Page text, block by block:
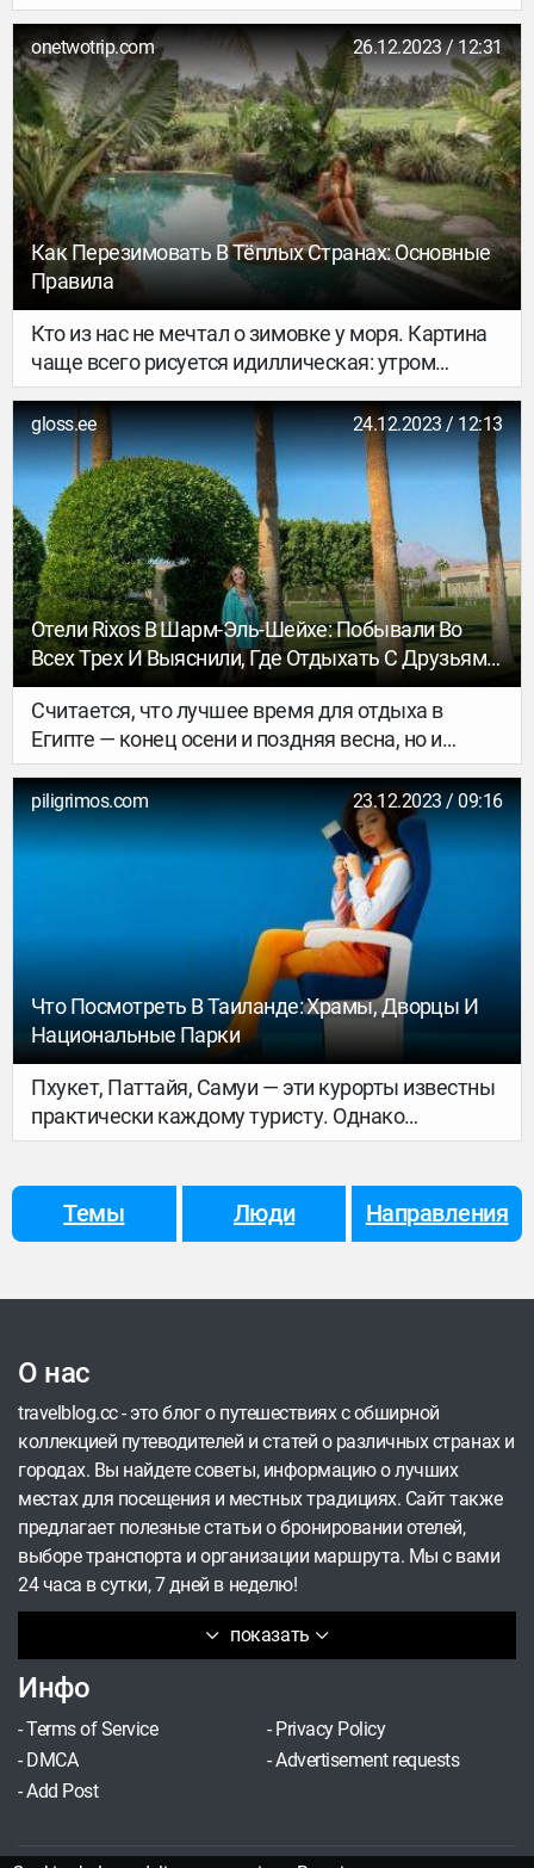
Таиланде и Шри-Ланке слышал каждый
отечественный путешественник, то вот
китайский остров Хайнань стал абсолютно
новым туристическим маршрутом для тех, кто
не может представить себе никакой другой
отдых, кроме пляжного.
onetwotrip.com 26.12.2023 / 12:31
Как Перезимовать В Тёплых Странах: Основные
Правила
Кто из нас не мечтал о зимовке у моря. Картина
чаще всего рисуется идиллическая: утром
искупаться, потом позавтракать в кафе, днём
немного поработать за ноутбуком, удобно
устроившись на лежаке под шум волн… Правда,
описанное — скорее двухнедельные каникулы. К
жизни в другой стране в течение нескольких
месяцев нужно готовиться гораздо тщательнее.
Эксперты сервиса для планирования
путешествий OneTwoTrip составили подробный
гайд, который поможет всё учесть и ничего не
забыть.
gloss.ee 24.12.2023 / 12:13
Отели Rixos В Шарм-Эль-Шейхе: Побывали Во
Всех Трех И Выяснили, Где Отдыхать С Друзьями,
Где — С Семьей, А Где — Без Детей
Считается, что лучшее время для отдыха в
Египте — конец осени и поздняя весна, но и
зимой это направление весьма популярно среди
эстонских туристов. В конце концов, что для
египтянина зима, то для нас — лето.
piligrimos.com 23.12.2023 / 09:16
Что Посмотреть В Таиланде: Храмы, Дворцы И
Национальные Парки
Пхукет, Паттайя, Самуи — эти курорты известны
практически каждому туристу. Однако
интересные места в Таиланде не
живописная природа и уникальные храмы —
стоит только отойти от побережья, как перед
Темы Люди Направления
О нас
показать
travelblog.cc - это блог о путешествиях с обширной
коллекцией путеводителей и статей о различных странах и
городах. Вы найдете советы, информацию о лучших
местах для посещения и местных традициях. Сайт также
предлагает полезные статьи о бронировании отелей,
выборе транспорта и организации маршрута. Мы с вами
24 часа в сутки, 7 дней в неделю!
Инфо
-Terms of Service - Privacy Policy
- DMCA -Advertisement requests
-Add Post